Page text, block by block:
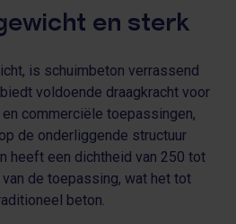
en sterk
is schuimbeton verrassend
voldoende draagkracht voor
commerciële toepassingen,
de onderliggende structuur
heeft een dichtheid van 250 tot
de toepassing, wat het tot
beton.